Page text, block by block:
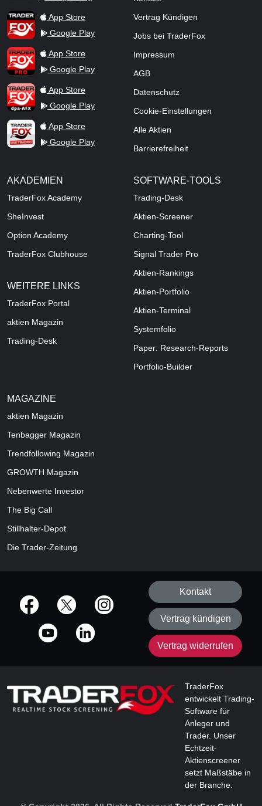
TraderFox Flash
TraderFox AppApp Store
Google Play
TraderFox ProApp Store
Google Play
TraderFox dpa-AFX ProFeed
App Store
Google Play
TraderFox Live Trading
App Store
Google Play
Vertrag Kündigen
Jobs bei TraderFox
Impressum
AGB
Datenschutz
Cookie-Einstellungen
Alle Aktien
Barrierefreiheit
AKADEMIEN
TraderFox Academy
SheInvest
Option Academy
TraderFox Clubhouse
WEITERE LINKS
TraderFox Portal
aktien Magazin
Trading-Desk
SOFTWARE-TOOLS
Trading-Desk
Aktien-Screener
Charting-Tool
Signal Trader Pro
Aktien-Rankings
Aktien-Portfolio
Aktien-Terminal
Systemfolio
Paper: Research-Reports
Portfolio-Builder
MAGAZINE
aktien Magazin
Tenbagger Magazin
Trendfollowing Magazin
GROWTH Magazin
Nebenwerte Investor
The Big Call
Stillhalter-Depot
Die Trader-Zeitung
offizielle Social Media-Accounts
Kontakt
Vertrag kündigen
Vertrag widerrufen
TraderFox
entwickelt Trading-
Software für
Anleger und
Trader. Unser
Echtzeit-
Aktienscreener
setzt Maßstäbe in
der Branche.